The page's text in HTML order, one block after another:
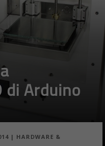
Arduino
| HARDWARE &